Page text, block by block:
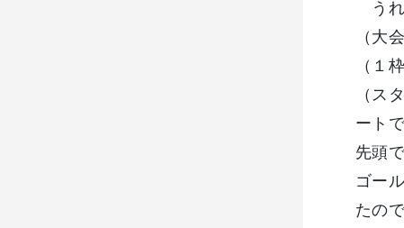
うれ
（大
（１
（ス
ート
先頭
ゴー
たの